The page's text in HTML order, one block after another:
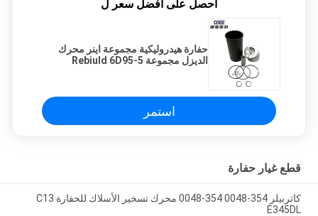
احصل على افضل سعر ل
حفارة هيدروليكية مجموعة اينر محرك
الديزل مجموعة Rebiuld 6D95-5
استمر
قطع غيار حفارة
كاتربيلر 354-0048 354-0048 محرك تسخير الأسلاك للحفارة C13
E345DL